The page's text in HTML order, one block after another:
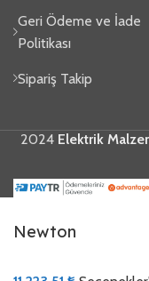
Geri Ödeme ve İade
Politikası
Sipariş Takip
2024 Elektrik
Newton